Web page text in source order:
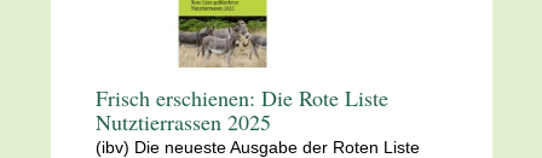
Frisch erschienen: Die Rote Liste
Nutztierrassen 2025
(ibv) Die neueste Ausgabe der Roten Liste